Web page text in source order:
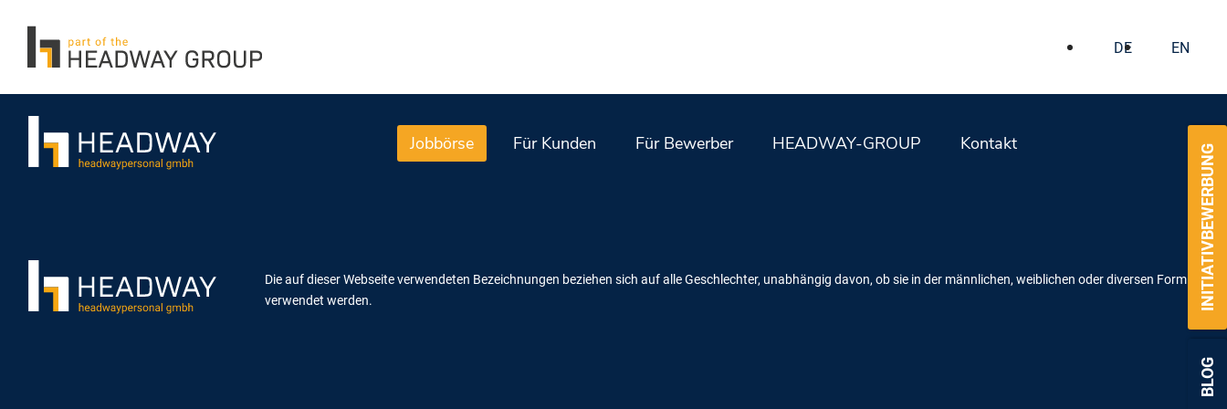
DE EN
Jobbörse Für Kunden Für Bewerber HEADWAY-GROUP Kontakt INITIATIVBEWERBUNG
BLOG
Die auf dieser Webseite verwendeten Bezeichnungen beziehen sich auf alle Geschlechter, unabhängig davon, ob sie in der männlichen, weiblichen oder diversen Form
verwendet werden.